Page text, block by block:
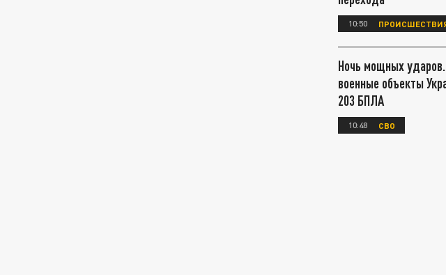
10:50
Ночь мощных
военные объекты
203 БПЛА
10:48 СВО